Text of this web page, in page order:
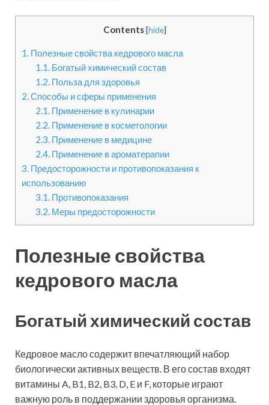
Contents [hide]
1. Полезные свойства кедрового масла
1.1.Богатый химический состав
1.2.Польза для здоровья
2.Способы и сферы применения
2.1.Применение в кулинарии
2.2.Применение в косметологии
2.3.Применение в медицине
2.4.Применение в ароматерапии
3. Предосторожности и противопоказания к
использованию
3.1.Противопоказания
3.2.Меры предосторожности
Полезные свойства
кедрового масла
Богатый химический состав
Кедровое масло содержит впечатляющий набор
биологически активных веществ. В его состав входят
витамины A, B1, B2, B3, D, E и F, которые играют
важную роль в поддержании здоровья организма.